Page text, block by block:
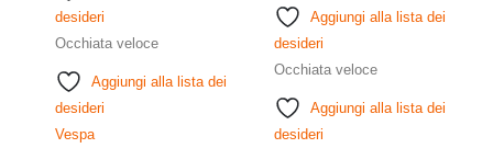
desideri
Occhiata veloce
Aggiungi alla lista dei
desideri
Vespa
Aggiungi alla lista dei
desideri
Occhiata veloce
Aggiungi alla lista dei
desideri